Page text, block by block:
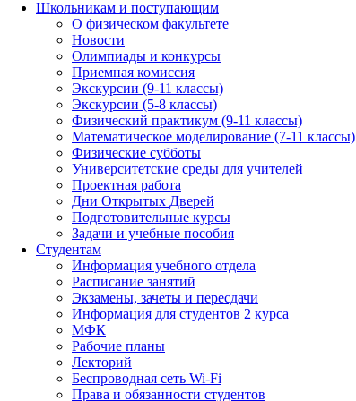
Школьникам и поступающим
О физическом факультете
Новости
Олимпиады и конкурсы
Приемная комиссия
Экскурсии (9-11 классы)
Экскурсии (5-8 классы)
Физический практикум (9-11 классы)
Математическое моделирование (7-11 классы)
Физические субботы
Университетские среды для учителей
Проектная работа
Дни Открытых Дверей
Подготовительные курсы
Задачи и учебные пособия
Студентам
Информация учебного отдела
Расписание занятий
Экзамены, зачеты и пересдачи
Информация для студентов 2 курса
МФК
Рабочие планы
Лекторий
Беспроводная сеть Wi-Fi
Права и обязанности студентов